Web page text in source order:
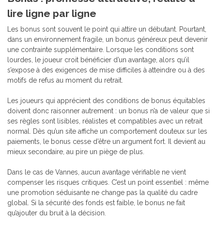
lire ligne par ligne
Les bonus sont souvent le point qui attire un débutant. Pourtant,
dans un environnement fragile, un bonus généreux peut devenir
une contrainte supplémentaire. Lorsque les conditions sont
lourdes, le joueur croit bénéficier d’un avantage, alors qu’il
s’expose à des exigences de mise difficiles à atteindre ou à des
motifs de refus au moment du retrait.
Les joueurs qui apprécient des conditions de bonus équitables
doivent donc raisonner autrement : un bonus n’a de valeur que si
ses règles sont lisibles, réalistes et compatibles avec un retrait
normal. Dès qu’un site affiche un comportement douteux sur les
paiements, le bonus cesse d’être un argument fort. Il devient au
mieux secondaire, au pire un piège de plus.
Dans le cas de Vannes, aucun avantage vérifiable ne vient
compenser les risques critiques. C’est un point essentiel : même
une promotion séduisante ne change pas la qualité du cadre
global. Si la sécurité des fonds est faible, le bonus ne fait
qu’ajouter du bruit à la décision.